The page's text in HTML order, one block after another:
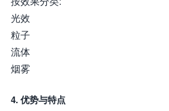
光效
粒子
流体
烟雾
4. 优势与特点